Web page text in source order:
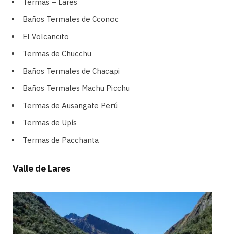
Baños Termales de Cconoc
El Volcancito
Termas de Chucchu
Baños Termales de Chacapi
Baños Termales Machu Picchu
Termas de Ausangate Perú
Termas de Upís
Termas de Pacchanta
Valle de Lares